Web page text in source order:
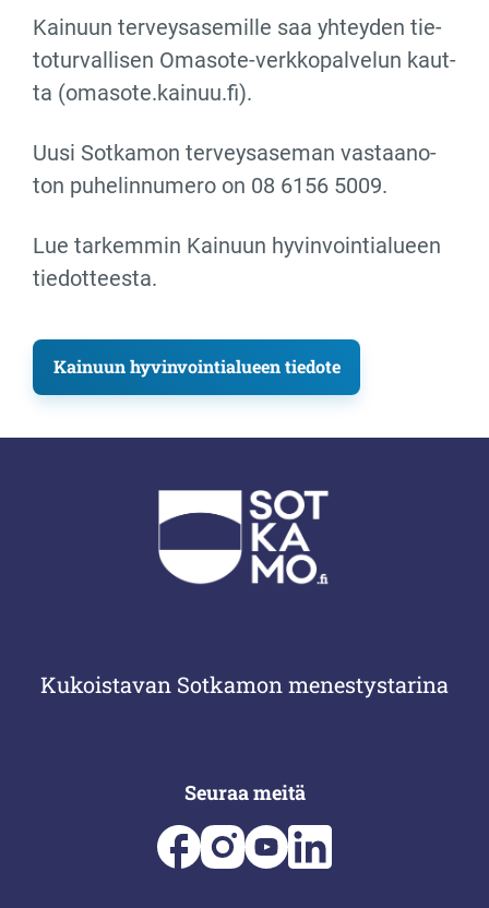
Kai­nuun ter­vey­sa­se­mil­le saa yh­tey­den tie­
to­tur­val­li­sen Oma­so­te-verk­ko­pal­ve­lun kaut­
ta (oma­so­te.kai­nuu.fi).
Uusi Sot­ka­mon ter­vey­sa­se­man vas­taa­no­
ton pu­he­lin­nu­me­ro on 08 6156 5009.
Lue tarkemmin Kainuun hyvinvointialueen
tiedotteesta.
Kainuun hyvinvointialueen tiedote
Kukoistavan Sotkamon menestystarina
Seuraa meitä